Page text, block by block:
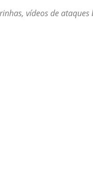
vídeos de